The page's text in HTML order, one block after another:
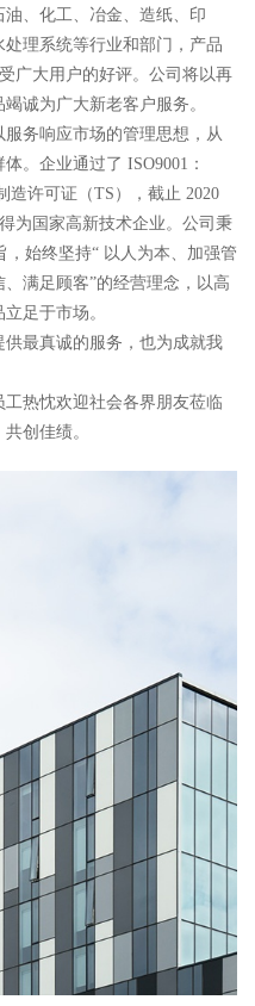
、化工、冶金、造纸、印
理系统等行业和部门，产品
广大用户的好评。公司将以再
诚为广大新老客户服务。
以服务响应市场的管理思想，从
。企业通过了 ISO9001：
造许可证（TS），截止 2020
为国家高新技术企业。公司秉
，始终坚持“ 以人为本、加强管
满足顾客”的经营理念，以高
足于市场。
最真诚的服务，也为成就我
热忱欢迎社会各界朋友莅临
创佳绩。